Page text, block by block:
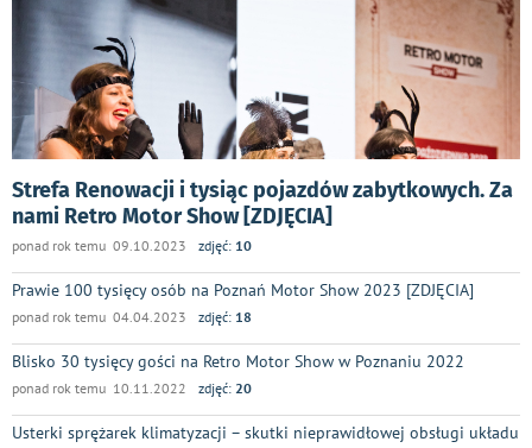
Strefa Renowacji i tysiąc pojazdów zabytkowych. Za
nami Retro Motor Show [ZDJĘCIA]
ponad rok temu 09.10.2023 zdjęć: 10
Prawie 100 tysięcy osób na Poznań Motor Show 2023 [ZDJĘCIA]
ponad rok temu 04.04.2023 zdjęć: 18
Blisko 30 tysięcy gości na Retro Motor Show w Poznaniu 2022
ponad rok temu 10.11.2022 zdjęć: 20
Usterki sprężarek klimatyzacji – skutki nieprawidłowej obsługi układu